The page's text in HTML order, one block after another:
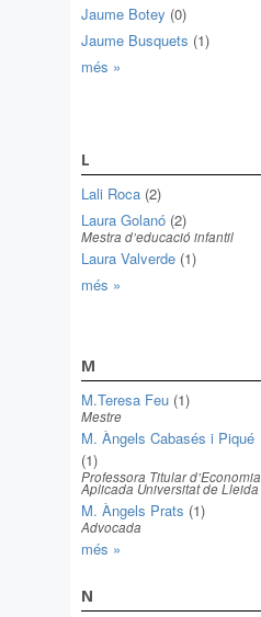
Jaume Botey (0)
Jaume Busquets (1)
més »
L
Lali Roca (2)
Laura Golanó (2)
Mestra d’educació infantil
Laura Valverde (1)
més »
M
M.Teresa Feu (1)
Mestre
M. Àngels Cabasés i Piqué
(1)
Professora Titular d’Economia
Aplicada Universitat de Lleida
M. Àngels Prats (1)
Advocada
més »
N